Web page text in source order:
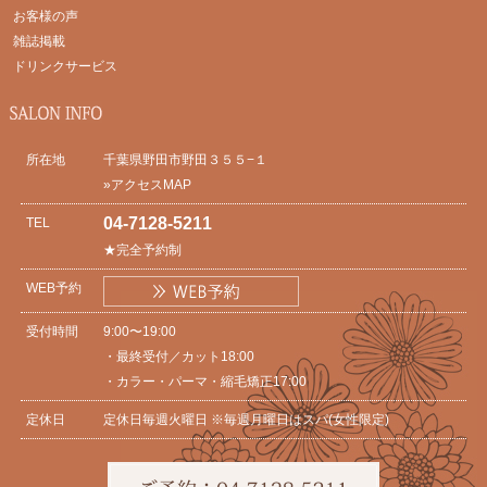
お客様の声
雑誌掲載
ドリンクサービス
所在地
千葉県野田市野田３５５−１
»アクセスMAP
TEL 04-7128-5211
★完全予約制
WEB予約
受付時間
9:00〜19:00
・最終受付／カット18:00
・カラー・パーマ・縮毛矯正17:00
定休日 定休日毎週火曜日 ※毎週月曜日はスパ(女性限定)